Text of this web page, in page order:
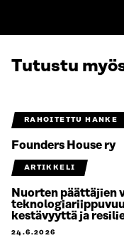
Tutustu
RAHOITETTU HANKE
Founders House ry
ARTIKKELI
Nuorten päättäjien
kestävyyttä ja
24.6.2026